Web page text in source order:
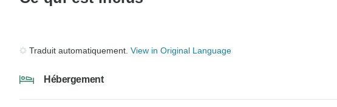
Traduit automatiquement. View in Original Language
Hébergement